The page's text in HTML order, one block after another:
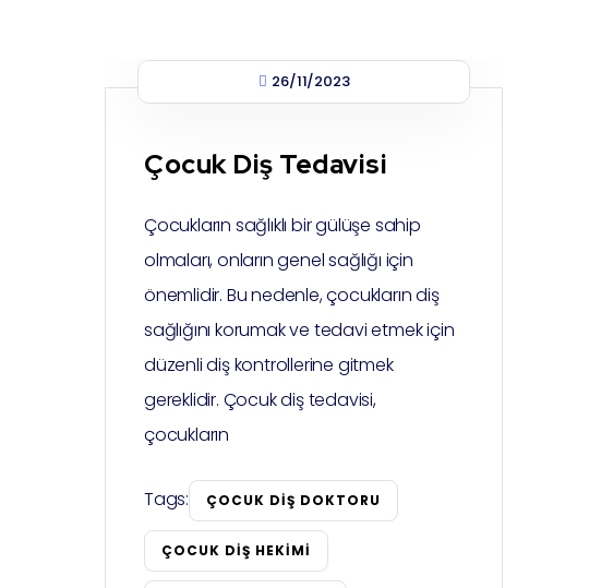
26/11/2023
Çocuk Diş Tedavisi
Çocukların sağlıklı bir gülüşe sahip
olmaları, onların genel sağlığı için
önemlidir. Bu nedenle, çocukların diş
sağlığını korumak ve tedavi etmek için
düzenli diş kontrollerine gitmek
gereklidir. Çocuk diş tedavisi,
çocukların
Tags: ÇOCUK DIŞ DOKTORU
ÇOCUK DIŞ HEKIMI